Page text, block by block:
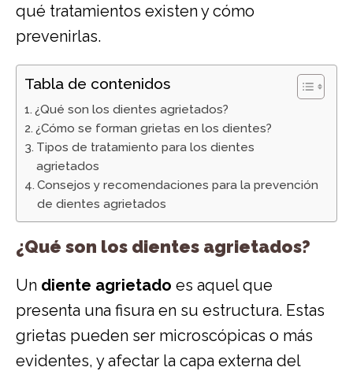
qué tratamientos existen y cómo
prevenirlas.
Tabla de contenidos
¿Qué son los dientes agrietados?
¿Cómo se forman grietas en los dientes?
Tipos de tratamiento para los dientes
agrietados
Consejos y recomendaciones para la prevención
de dientes agrietados
¿Qué son los dientes agrietados?
Un diente agrietado es aquel que
presenta una fisura en su estructura. Estas
grietas pueden ser microscópicas o más
evidentes, y afectar la capa externa del